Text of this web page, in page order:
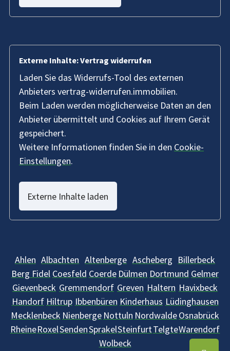
Externe Inhalte: Vertrag widerrufen
Laden Sie das Widerrufs-Tool des externen
Anbieters vertrag-widerrufen.immobilien.
Beim Laden werden möglicherweise Daten an den
Anbieter übermittelt und Cookies auf Ihrem Gerät
gespeichert.
Weitere Informationen finden Sie in den Cookie-
Einstellungen.
Externe Inhalte laden
Ahlen Albachten Altenberge Ascheberg Billerbeck
Berg Fidel Coesfeld Coerde Dülmen Dortmund Gelmer
Gievenbeck Gremmendorf Greven Haltern Havixbeck
Handorf Hiltrup Ibbenbüren Kinderhaus Lüdinghausen
Mecklenbeck Nienberge Nottuln NordwaldeOsnabrück
RheineRoxelSendenSprakelSteinfurtTelgteWarendorf
Wolbeck